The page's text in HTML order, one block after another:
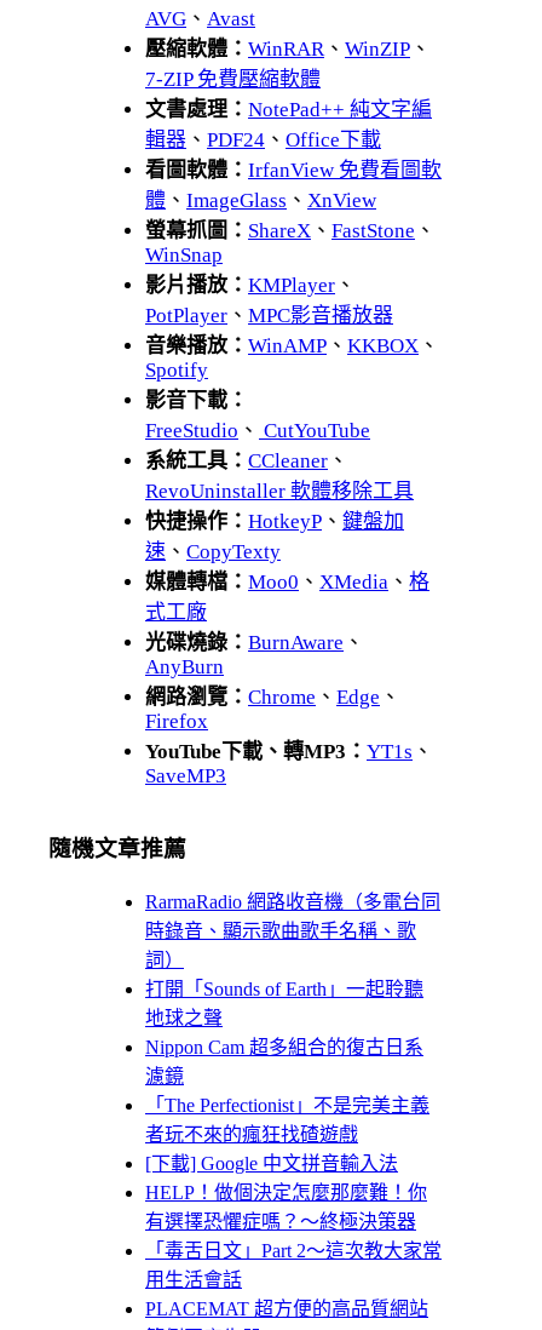
AVG 、 Avast
壓縮軟體： WinRAR、 WinZIP 、
7-ZIP 免費壓縮軟體
文書處理： NotePad++ 純文字編
輯器 、 PDF24 、 Office下載
看圖軟體： IrfanView 免費看圖軟
體 、 ImageGlass 、 XnView
螢幕抓圖： ShareX 、 FastStone 、
WinSnap
影片播放： KMPlayer 、
PotPlayer 、 MPC影音播放器
音樂播放： WinAMP 、 KKBOX 、
Spotify
影音下載：
FreeStudio 、 CutYouTube
系統工具： CCleaner 、
RevoUninstaller 軟體移除工具
快捷操作： HotkeyP 、 鍵盤加
速 、 CopyTexty
媒體轉檔： Moo0 、 XMedia 、 格
式工廠
光碟燒錄： BurnAware 、
AnyBurn
網路瀏覽： Chrome 、 Edge 、
Firefox
YouTube下載、轉MP3： YT1s 、
SaveMP3
隨機文章推薦
RarmaRadio 網路收音機（多電台同
時錄音、顯示歌曲歌手名稱、歌
詞）
打開「Sounds of Earth」一起聆聽
地球之聲
Nippon Cam 超多組合的復古日系
濾鏡
「The Perfectionist」不是完美主義
者玩不來的瘋狂找碴遊戲
[下載] Google 中文拼音輸入法
HELP！做個決定怎麼那麼難！你
有選擇恐懼症嗎？～終極決策器
「毒舌日文」Part 2～這次教大家常
用生活會話
PLACEMAT 超方便的高品質網站